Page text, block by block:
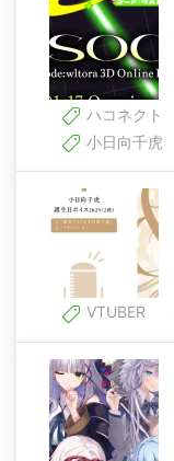
ハコネクト
小日向千虎
VTUBER